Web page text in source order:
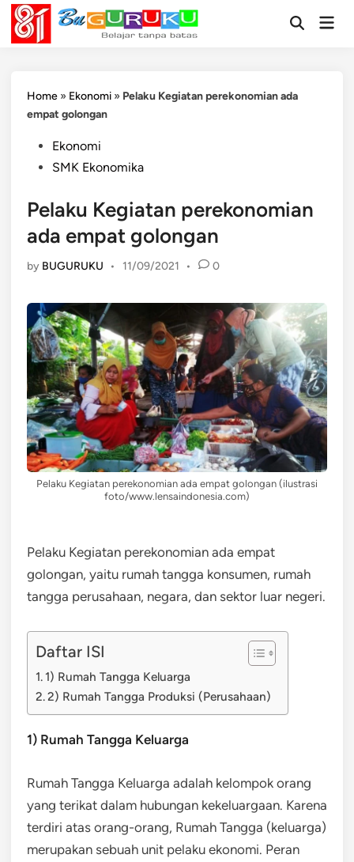
Skip
content
OpenMain
Home » Ekonomi » Pelaku Kegiatan perekonomian ada
empat golongan
PostedEkonomi
SMK Ekonomika
Pelaku Kegiatan perekonomian
ada empat golongan
by BUGURUKU • 11/09/2021 • 0
Pelaku Kegiatan perekonomian ada empat golongan (ilustrasi
foto/www.lensaindonesia.com)
Pelaku Kegiatan perekonomian ada empat
golongan, yaitu rumah tangga konsumen, rumah
tangga perusahaan, negara, dan sektor luar negeri.
Daftar ISI
1) Rumah Tangga Keluarga
2) Rumah Tangga Produksi (Perusahaan)
1) Rumah Tangga Keluarga
Rumah Tangga Keluarga adalah kelompok orang
yang terikat dalam hubungan kekeluargaan. Karena
terdiri atas orang-orang, Rumah Tangga (keluarga)
merupakan sebuah unit pelaku ekonomi. Peran